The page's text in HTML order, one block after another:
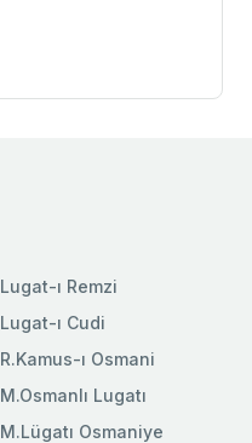
Lugat-ı Remzi
Lugat-ı Cudi
R.Kamus-ı Osmani
M.Osmanlı Lugatı
M.Lügatı Osmaniye